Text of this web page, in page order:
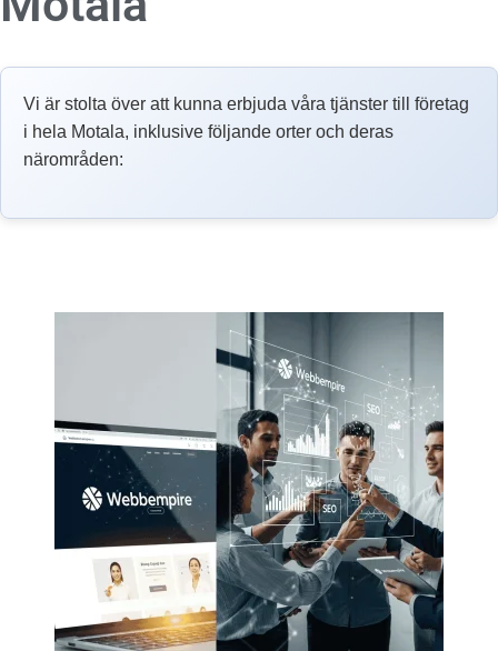
Vi är stolta över att kunna erbjuda våra tjänster till företag
i hela Motala, inklusive följande orter och deras
närområden: